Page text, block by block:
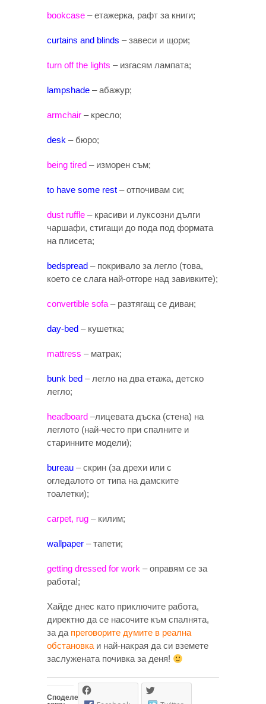
bookcase – етажерка, рафт за книги;
curtains and blinds – завеси и щори;
turn off the lights – изгасям лампата;
lampshade – абажур;
armchair – кресло;
desk – бюро;
being tired – изморен съм;
to have some rest – отпочивам си;
dust ruffle – красиви и луксозни дълги
чаршафи, стигащи до пода под формата
на плисета;
bedspread – покривало за легло (това,
което се слага най-отгоре над завивките);
convertible sofa – разтягащ се диван;
day-bed – кушетка;
mattress – матрак;
bunk bed – легло на два етажа, детско
легло;
headboard –лицевата дъска (стена) на
леглото (най-често при спалните и
старинните модели);
bureau – скрин (за дрехи или с
огледалото от типа на дамските
тоалетки);
carpet, rug – килим;
wallpaper – тапети;
getting dressed for work – оправям се за
работа!;
Хайде днес като приключите работа,
директно да се насочите към спалнята,
за да преговорите думите в реална
обстановка и най-накрая да си вземете
заслужената почивка за деня!
Споделете